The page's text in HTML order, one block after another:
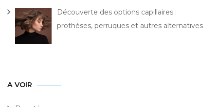
Découverte des options capillaires :
prothèses, perruques et autres alternatives
A VOIR